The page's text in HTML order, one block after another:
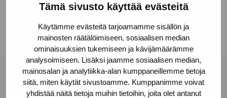
Tämä sivusto käyttää evästeitä
Käytämme evästeitä tarjoamamme sisällön ja
mainosten räätälöimiseen, sosiaalisen median
ominaisuuksien tukemiseen ja kävijämäärämme
analysoimiseen. Lisäksi jaamme sosiaalisen median,
mainosalan ja analytiikka-alan kumppaneillemme tietoja
siitä, miten käytät sivustoamme. Kumppanimme voivat
yhdistää näitä tietoja muihin tietoihin, joita olet antanut
Pro Artibus -säätiö